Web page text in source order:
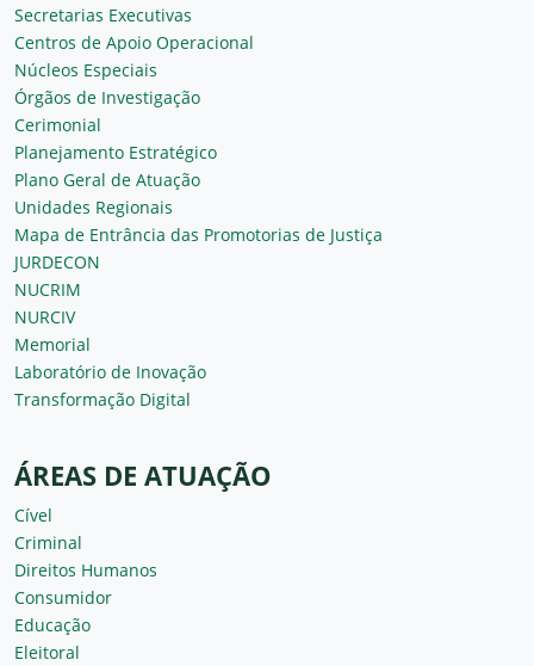
Secretarias Executivas
Centros de Apoio Operacional
Núcleos Especiais
Órgãos de Investigação
Cerimonial
Planejamento Estratégico
Plano Geral de Atuação
Unidades Regionais
Mapa de Entrância das Promotorias de Justiça
JURDECON
NUCRIM
NURCIV
Memorial
Laboratório de Inovação
Transformação Digital
ÁREAS DE ATUAÇÃO
Cível
Criminal
Direitos Humanos
Consumidor
Educação
Eleitoral